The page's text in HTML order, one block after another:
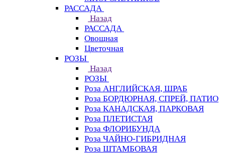
РАССАДА
Назад
РАССАДА
Овощная
Цветочная
РОЗЫ
Назад
РОЗЫ
Роза АНГЛИЙСКАЯ, ШРАБ
Роза БОРДЮРНАЯ, СПРЕЙ, ПАТИО
Роза КАНАДСКАЯ, ПАРКОВАЯ
Роза ПЛЕТИСТАЯ
Роза ФЛОРИБУНДА
Роза ЧАЙНО-ГИБРИДНАЯ
Роза ШТАМБОВАЯ